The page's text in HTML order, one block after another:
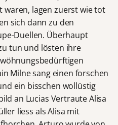
waren, lagen zuerst wie tot
sich dann zu den
Duellen. Überhaupt
tun und lösten ihre
Milne sang einen forschen
ein bisschen wollüstig
an Lucias Vertraute Alisa
liess als Alisa mit